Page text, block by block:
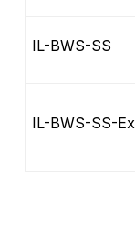
IL-BWS-SS
IL-BWS-SS-Ex